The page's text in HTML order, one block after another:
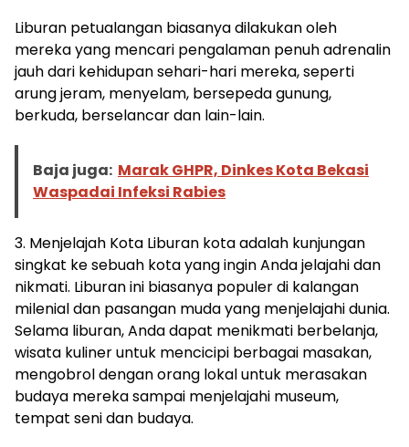
Liburan petualangan biasanya dilakukan oleh
mereka yang mencari pengalaman penuh adrenalin
jauh dari kehidupan sehari-hari mereka, seperti
arung jeram, menyelam, bersepeda gunung,
berkuda, berselancar dan lain-lain.
Baja juga: Marak GHPR, Dinkes Kota Bekasi
Waspadai Infeksi Rabies
3. Menjelajah Kota Liburan kota adalah kunjungan
singkat ke sebuah kota yang ingin Anda jelajahi dan
nikmati. Liburan ini biasanya populer di kalangan
milenial dan pasangan muda yang menjelajahi dunia.
Selama liburan, Anda dapat menikmati berbelanja,
wisata kuliner untuk mencicipi berbagai masakan,
mengobrol dengan orang lokal untuk merasakan
budaya mereka sampai menjelajahi museum,
tempat seni dan budaya.